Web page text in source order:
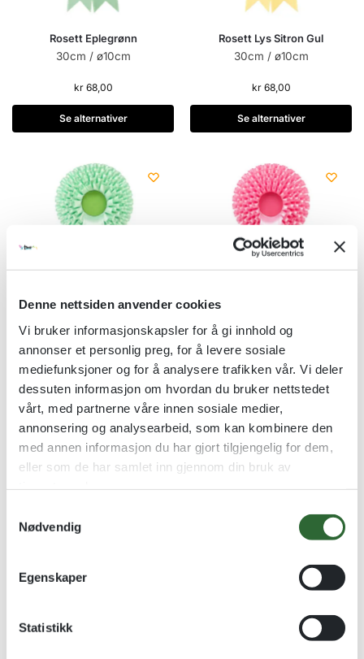
Denne nettsiden anvender cookies
Vi bruker informasjonskapsler for å gi innhold og
annonser et personlig preg, for å levere sosiale
mediefunksjoner og for å analysere trafikken vår. Vi deler
dessuten informasjon om hvordan du bruker nettstedet
vårt, med partnerne våre innen sosiale medier,
annonsering og analysearbeid, som kan kombinere den
med annen informasjon du har gjort tilgjengelig for dem,
eller som de har samlet inn gjennom din bruk av
Nødvendig
Egenskaper
Statistikk
Rosett Eplegrønn
30cm / ø10cm
kr68,00
Se alternativer
Rosett Lys Sitron Gul
30cm / ø10cm
kr68,00
Se alternativer
Rosett Eplegrønn
43cm / ø18cm
kr145,00
Rosett Rosa
43cm / ø18cm
kr145,00
Se alternativer